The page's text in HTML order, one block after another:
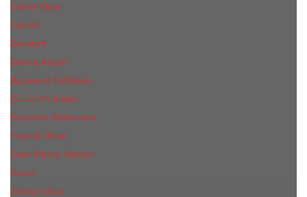
Calvin Klein
Cerruti
Davidoff
Donna Karan
Дольче & Габбана
Elizabeth Arden
Escentric Molecules
Franck Oliver
Gian Marco Venturi
Gucci
Jimmy Choo